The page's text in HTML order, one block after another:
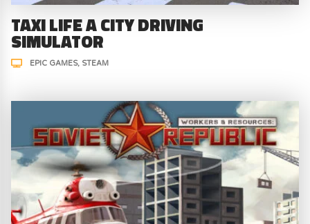
TAXI LIFE A CITY DRIVING
SIMULATOR
EPIC GAMES STEAM